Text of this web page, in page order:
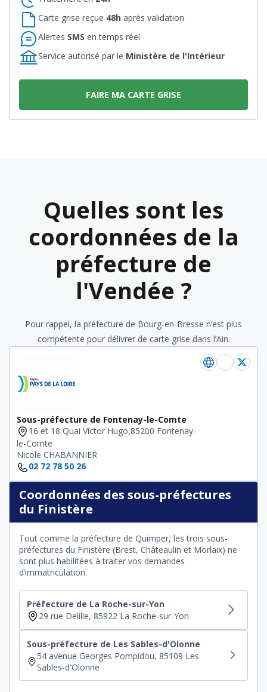
Carte grise reçue 48h après validation
Alertes SMS en temps réel
Service autorisé par le Ministère de l'Intérieur
FAIRE MA CARTE GRISE
Quelles sont les
coordonnées de la
préfecture de
l'Vendée ?
Pour rappel, la préfecture de Bourg-en-Bresse n’est plus
compétente pour délivrer de carte grise dans l’Ain.
Sous-préfecture de Fontenay-le-Comte
16 et 18 Quai Victor Hugo,85200 Fontenay-
le-Comte
Nicole CHABANNIER
02 72 78 50 26
Coordonnées des sous-préfectures
du Finistère
Tout comme la préfecture de Quimper, les trois sous-
préfectures du Finistère (Brest, Châteaulin et Morlaix) ne
sont plus habilitées à traiter vos demandes
d’immatriculation.
Préfecture de La Roche-sur-Yon
29 rue Delille, 85922 La Roche-sur-Yon
Sous-préfecture de Les Sables-d'Olonne
54 avenue Georges Pompidou, 85109 Les
Sables-d'Olonne